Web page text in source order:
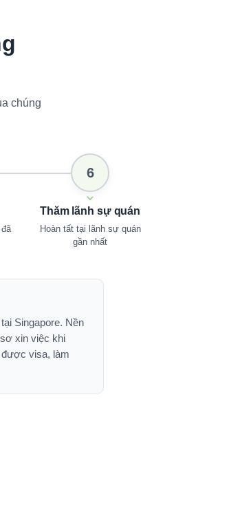
chúng
6
Thăm lãnh sự quán
Hoàn tất tại lãnh sự quán
gần nhất
Singapore. Nền
xin việc khi
được visa, làm